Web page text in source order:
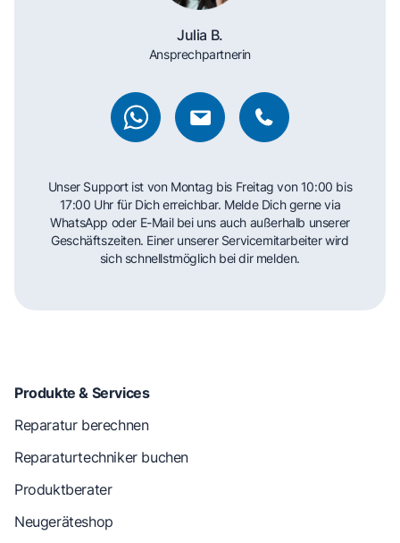
Julia B.
Ansprechpartnerin
Unser Support ist von Montag bis Freitag von 10:00 bis
17:00 Uhr für Dich erreichbar. Melde Dich gerne via
WhatsApp oder E-Mail bei uns auch außerhalb unserer
Geschäftszeiten. Einer unserer Servicemitarbeiter wird
sich schnellstmöglich bei dir melden.
Produkte & Services
Reparatur berechnen
Reparaturtechniker buchen
Produktberater
Neugeräteshop